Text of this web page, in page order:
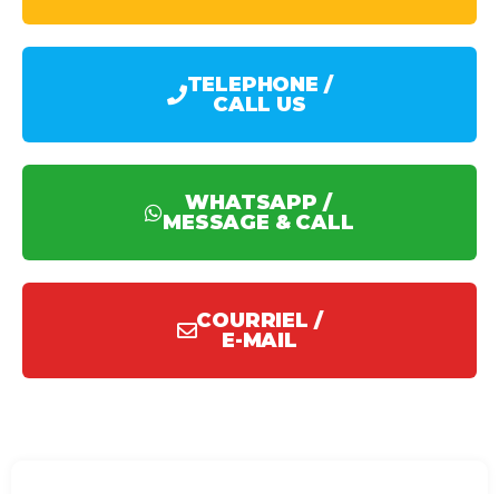
TELEPHONE /
CALL US
WHATSAPP /
MESSAGE & CALL
COURRIEL /
E-MAIL